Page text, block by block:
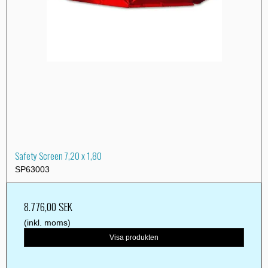
Safety Screen 7,20 x 1,80
SP63003
8.776,00 SEK
(inkl. moms)
Visa produkten